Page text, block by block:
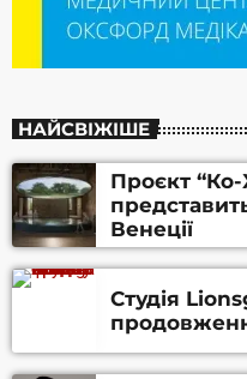
НАЙСВІЖІШЕ
Проєкт
Венеції
Студія